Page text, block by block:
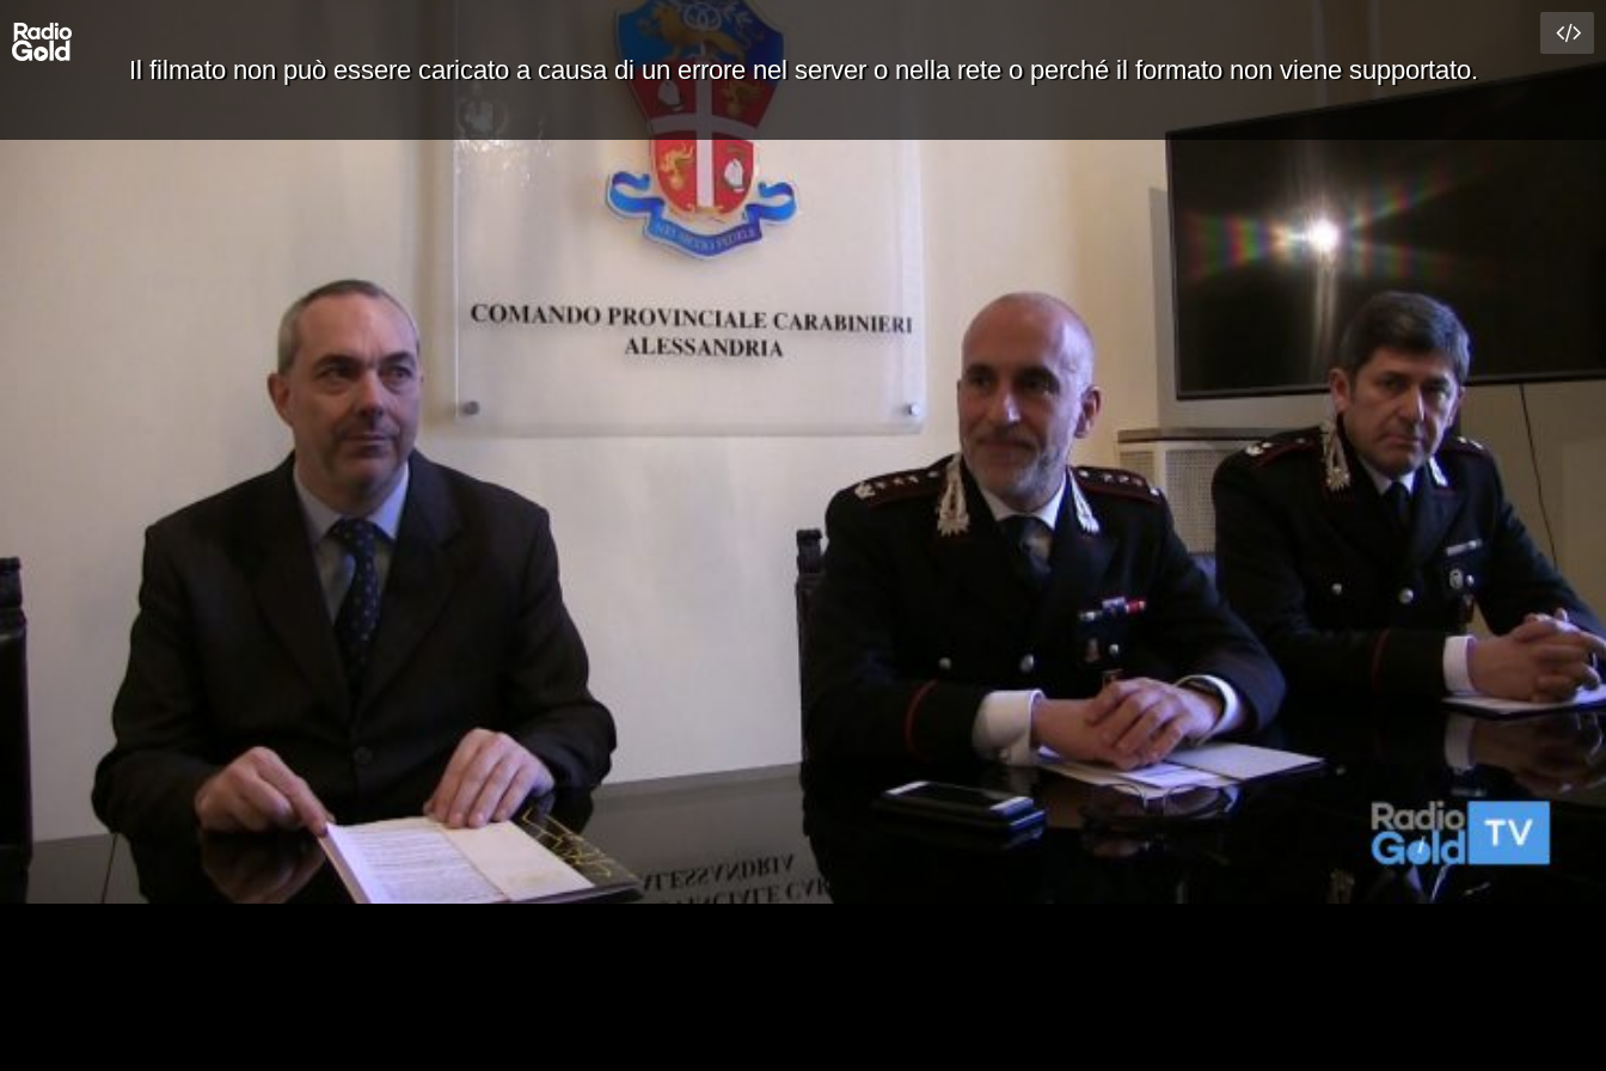
Il filmato non può essere caricato a causa di un errore nel server o nella rete o perché il formato non viene supportato.